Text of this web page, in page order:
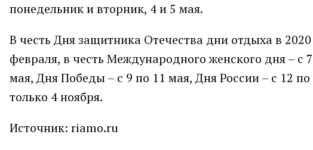
понедельник и вторник, 4 и 5 мая.
В честь Дня защитника Отечества дни отдыха в
февраля, в честь Международного женского дня –
мая, Дня Победы – с 9 по 11 мая, Дня России – с 12
только 4 ноября.
Источник: riamo.ru